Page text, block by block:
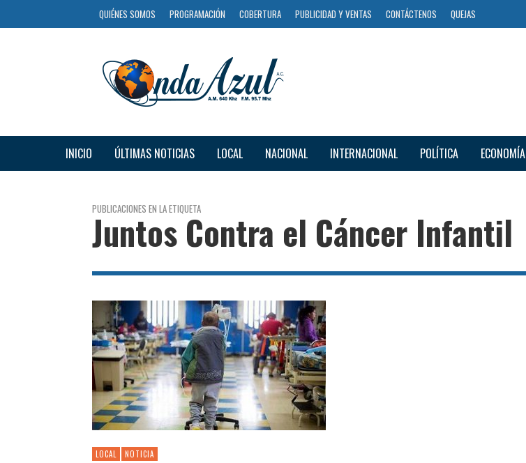
QUIÉNES SOMOS PROGRAMACIÓN COBERTURA PUBLICIDAD Y VENTAS CONTÁCTENOS QUEJAS
INICIO ÚLTIMAS NOTICIAS LOCAL NACIONAL INTERNACIONAL POLÍTICA ECONOMÍA
PUBLICACIONES EN LA ETIQUETA
Juntos Contra el Cáncer Infantil
LOCAL NOTICIA